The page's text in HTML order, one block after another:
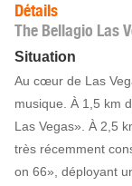
Détails
The Bellagio Las
Situation
Au cœur de Las
musique. À 1,5 km
Las Vegas». À 2,5
très récemment
on 66», déployant